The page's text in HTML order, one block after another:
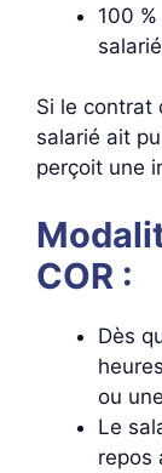
100
Si le contrat
salarié ait
perçoit une
COR :
Dès
ou
Le
repos